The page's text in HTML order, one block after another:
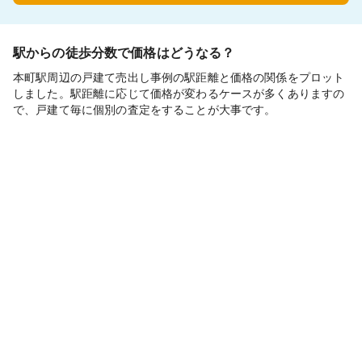
駅からの徒歩分数で価格はどうなる？
本町駅周辺の戸建て売出し事例の駅距離と価格の関係をプロット
しました。駅距離に応じて価格が変わるケースが多くありますの
で、戸建て毎に個別の査定をすることが大事です。